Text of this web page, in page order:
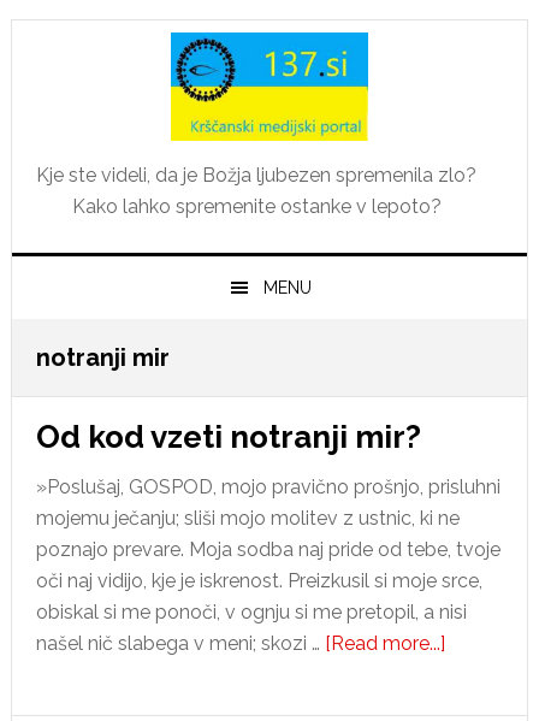
Skip
Skip
Skip
Skip
Kje ste videli, da je Božja ljubezen spremenila zlo?
Kako lahko spremenite ostanke v lepoto?
MENU
notranji mir
Od kod vzeti notranji mir?
»Poslušaj, GOSPOD, mojo pravično prošnjo, prisluhni
mojemu ječanju; sliši mojo molitev z ustnic, ki ne
poznajo prevare. Moja sodba naj pride od tebe, tvoje
oči naj vidijo, kje je iskrenost. Preizkusil si moje srce,
obiskal si me ponoči, v ognju si me pretopil, a nisi
našel nič slabega v meni; skozi … [Read more...]about